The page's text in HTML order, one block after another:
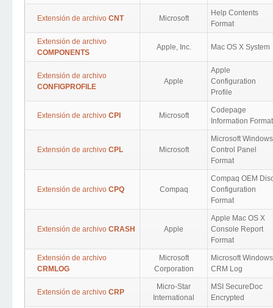
Extensión de archivo CNT Microsoft
Help Contents
Format
Extensión de archivo
COMPONENTS
Apple, Inc. Mac OS X System
Extensión de archivo
CONFIGPROFILE
Apple
Apple
Configuration
Profile
Extensión de archivo CPI Microsoft
Codepage
Information Format
Extensión de archivo CPL Microsoft
Microsoft Windows
Control Panel
Format
Extensión de archivo CPQ Compaq
Compaq OEM
Configuration
Format
Extensión de archivo CRASH Apple
Apple Mac OS X
Console Report
Format
Extensión de archivo
CRMLOG
Microsoft
Corporation
Microsoft Windows
CRM Log
Extensión de archivo CRP
Micro-Star
International
MSI SecureDoc
Encrypted